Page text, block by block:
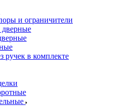
и ограничители
ручек в комплекте